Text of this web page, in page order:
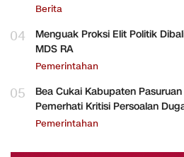
Berita
04
Menguak Proksi Elit Politik
MDS RA
Pemerintahan
05
Bea Cukai Kabupaten
Pemerhati Kritisi Persoalan
Pemerintahan